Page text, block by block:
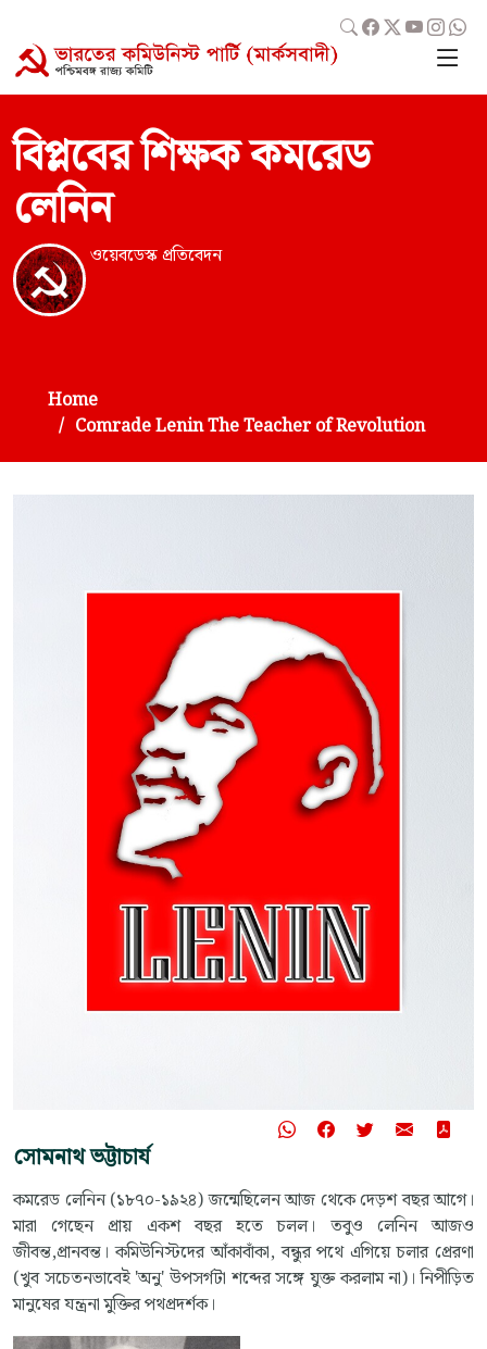
বিপ্লবের শিক্ষক কমরেড
লেনিন
ওয়েবডেস্ক প্রতিবেদন
Home
Comrade Lenin The Teacher of Revolution
সোমনাথ ভট্টাচার্য
কমরেড লেনিন (১৮৭০-১৯২৪) জন্মেছিলেন আজ থেকে দেড়শ বছর আগে।
মারা গেছেন প্রায় একশ বছর হতে চলল। তবুও লেনিন আজও
জীবন্ত,প্রানবন্ত। কমিউনিস্টদের আঁকাবাঁকা, বন্ধুর পথে এগিয়ে চলার প্রেরণা
(খুব সচেতনভাবেই 'অনু' উপসর্গটা শব্দের সঙ্গে যুক্ত করলাম না)। নিপীড়িত
মানুষের যন্ত্রনা মুক্তির পথপ্রদর্শক।